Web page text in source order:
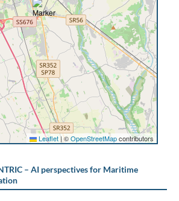
Leaflet|©OpenStreetMapcontributors
– AI perspectives for Maritime